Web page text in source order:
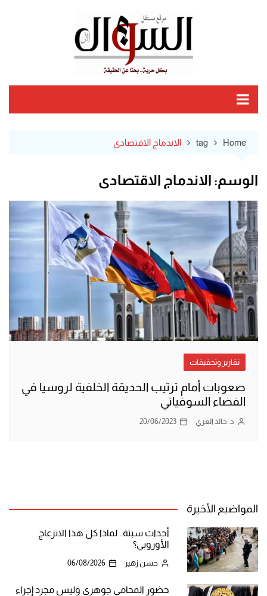
Home
tag الاندماج الاقتصادي
الوسم: الاندماج الاقتصادي
تقارير وتحقيقات
صعوبات أمام ترتيب الحديقة الخلفية لروسيا في
الفضاء السوفياتي
د. خالد العزي 20/06/2023
المواضيع الأخيرة
أحداث سبتة.. لماذا كل هذا الانزعاج
الأوروبي؟
حسن زهير 06/08/2026
حضور المحامي جوهري وليس مجرد إجراء